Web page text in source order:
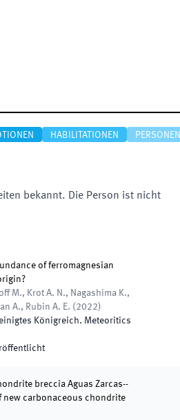
HABILITATIONEN PERSONEN
bekannt. Die Person ist nicht
of ferromagnesian
M., Krot A. N., Nagashima K.,
A., Rubin A. E. ( 2022)
Königreich. Meteoritics
breccia Aguas Zarcas--
new carbonaceous chondrite